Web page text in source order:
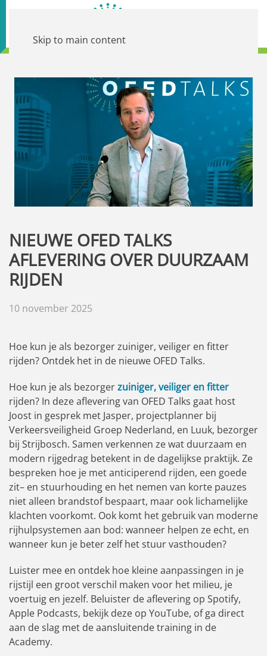
Skip to main content
NIEUWE OFED TALKS
AFLEVERING OVER DUURZAAM
RIJDEN
10 november 2025
Hoe kun je als bezorger zuiniger, veiliger en fitter
rijden? Ontdek het in de nieuwe OFED Talks.
Hoe kun je als bezorgerzuiniger, veiliger en fitter
rijden? In deze aflevering van OFED Talks gaat host
Joost in gesprek met Jasper, projectplanner bij
Verkeersveiligheid Groep Nederland, en Luuk, bezorger
bij Strijbosch. Samen verkennen ze wat duurzaam en
modern rijgedrag betekent in de dagelijkse praktijk. Ze
bespreken hoe je met anticiperend rijden, een goede
zit– en stuurhouding en het nemen van korte pauzes
niet alleen brandstof bespaart, maar ook lichamelijke
klachten voorkomt. Ook komt het gebruik van moderne
rijhulpsystemen aan bod: wanneer helpen ze echt, en
wanneer kun je beter zelf het stuur vasthouden?
Luister mee en ontdek hoe kleine aanpassingen in je
rijstijl een groot verschil maken voor het milieu, je
voertuig en jezelf. Beluister de aflevering op Spotify,
Apple Podcasts, bekijk deze op YouTube, of ga direct
aan de slag met de aansluitende training in de
Academy.